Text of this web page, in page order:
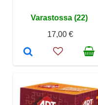
Varastossa (22)
17,00 €